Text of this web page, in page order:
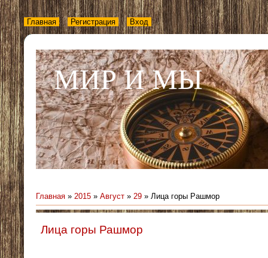
МИР И МЫ
Главная Регистрация Вход
Главная » 2015 » Август » 29 » Лица горы Рашмор
Лица горы Рашмор